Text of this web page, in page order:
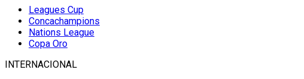
Leagues Cup
Concachampions
Nations League
Copa Oro
INTERNACIONAL